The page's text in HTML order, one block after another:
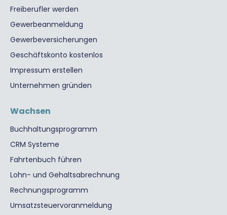
Freiberufler werden
Gewerbeanmeldung
Gewerbeversicherungen
Geschäftskonto kostenlos
Impressum erstellen
Unternehmen gründen
Wachsen
Buchhaltungsprogramm
CRM Systeme
Fahrtenbuch führen
Lohn- und Gehaltsabrechnung
Rechnungsprogramm
Umsatzsteuervoranmeldung